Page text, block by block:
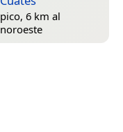
pico, 6 km al
noroeste